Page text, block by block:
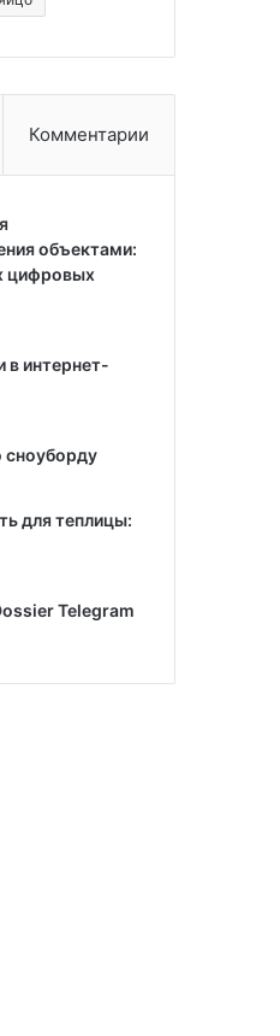
Комментарии
объектами:
цифровых
в интернет-
сноуборду
для теплицы:
Telegram